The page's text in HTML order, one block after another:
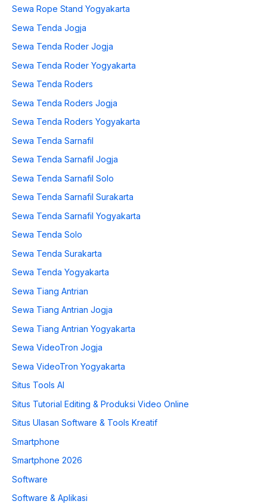
Sewa Rope Stand Yogyakarta
Sewa Tenda Jogja
Sewa Tenda Roder Jogja
Sewa Tenda Roder Yogyakarta
Sewa Tenda Roders
Sewa Tenda Roders Jogja
Sewa Tenda Roders Yogyakarta
Sewa Tenda Sarnafil
Sewa Tenda Sarnafil Jogja
Sewa Tenda Sarnafil Solo
Sewa Tenda Sarnafil Surakarta
Sewa Tenda Sarnafil Yogyakarta
Sewa Tenda Solo
Sewa Tenda Surakarta
Sewa Tenda Yogyakarta
Sewa Tiang Antrian
Sewa Tiang Antrian Jogja
Sewa Tiang Antrian Yogyakarta
Sewa VideoTron Jogja
Sewa VideoTron Yogyakarta
Situs Tools AI
Situs Tutorial Editing & Produksi Video Online
Situs Ulasan Software & Tools Kreatif
Smartphone
Smartphone 2026
Software
Software & Aplikasi